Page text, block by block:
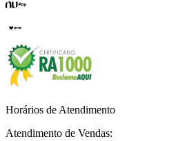
Horários de Atendimento
Atendimento de Vendas: